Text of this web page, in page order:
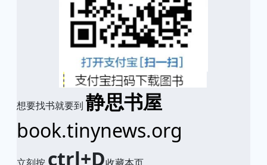
想要找书就要到 静思书屋
book.tinynews.org
ctrl+D